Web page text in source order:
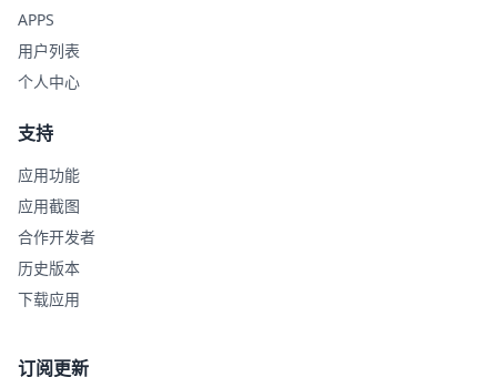
APPS
用户列表
个人中心
支持
应用功能
应用截图
合作开发者
历史版本
下载应用
订阅更新